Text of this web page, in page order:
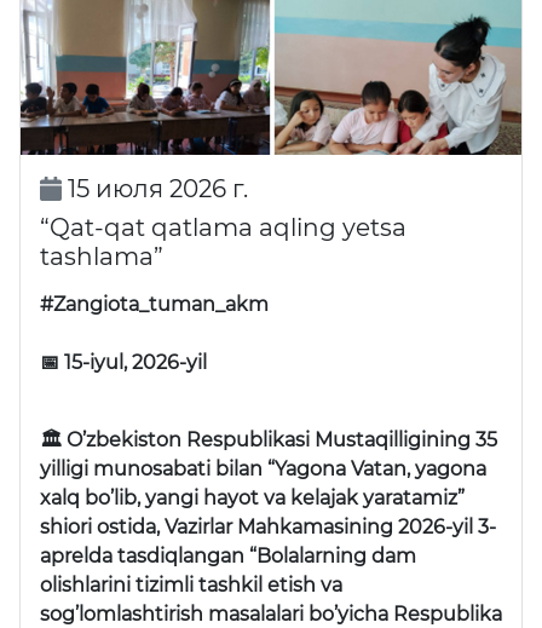
15 июля 2026 г.
“Qat-qat qatlama aqling yetsa
tashlama”
#Zangiota_tuman_akm
📅 15-iyul, 2026-yil
🏛 O’zbekiston Respublikasi Mustaqilligining 35
yilligi munosabati bilan “Yagona Vatan, yagona
xalq bo’lib, yangi hayot va kelajak yaratamiz”
shiori ostida, Vazirlar Mahkamasining 2026-yil 3-
aprelda tasdiqlangan “Bolalarning dam
olishlarini tizimli tashkil etish va
sog’lomlashtirish masalalari bo’yicha Respublika